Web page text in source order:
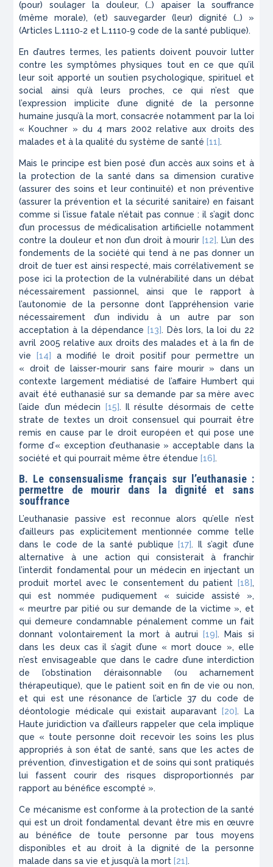
(pour) soulager la douleur, (…) apaiser la souffrance
(même morale), (et) sauvegarder (leur) dignité (…) »
(Articles L.1110‑2 et L.1110‑9 code de la santé publique).
En d’autres termes, les patients doivent pouvoir lutter
contre les symptômes physiques tout en ce que qu’il
leur soit apporté un soutien psychologique, spirituel et
social ainsi qu’à leurs proches, ce qui n’est que
l’expression implicite d’une dignité de la personne
humaine jusqu’à la mort, consacrée notamment par la loi
« Kouchner » du 4 mars 2002 relative aux droits des
malades et à la qualité du système de santé [11].
Mais le principe est bien posé d’un accès aux soins et à
la protection de la santé dans sa dimension curative
(assurer des soins et leur continuité) et non préventive
(assurer la prévention et la sécurité sanitaire) en faisant
comme si l’issue fatale n’était pas connue : il s’agit donc
d’un processus de médicalisation artificielle notamment
contre la douleur et non d’un droit à mourir [12]. L’un des
fondements de la société qui tend à ne pas donner un
droit de tuer est ainsi respecté, mais corrélativement se
pose ici la protection de la vulnérabilité dans un débat
nécessairement passionnel, ainsi que le rapport à
l’autonomie de la personne dont l’appréhension varie
nécessairement d’un individu à un autre par son
acceptation à la dépendance [13]. Dès lors, la loi du 22
avril 2005 relative aux droits des malades et à la fin de
vie
[14]
a modifié le droit positif pour permettre un
« droit de laisser-mourir sans faire mourir » dans un
contexte largement médiatisé de l’affaire Humbert qui
avait été euthanasié sur sa demande par sa mère avec
l’aide d’un médecin
[15]. Il résulte désormais de cette
strate de textes un droit consensuel qui pourrait être
remis en cause par le droit européen et qui pose une
forme d’« exception d’euthanasie » acceptable dans la
société et qui pourrait même être étendue [16].
B. Le consensualisme français sur l’euthanasie :
permettre de mourir dans la dignité et sans
souffrance
L’euthanasie passive est reconnue alors qu’elle n’est
d’ailleurs pas explicitement mentionnée comme telle
dans le code de la santé publique [17]. Il s’agit d’une
alternative à une action qui consisterait à franchir
l’interdit fondamental pour un médecin en injectant un
produit mortel avec le consentement du patient
[18],
qui est nommée pudiquement « suicide assisté »,
« meurtre par pitié ou sur demande de la victime », et
qui demeure condamnable pénalement comme un fait
donnant volontairement la mort à autrui
[19]. Mais si
dans les deux cas il s’agit d’une « mort douce », elle
n’est envisageable que dans le cadre d’une interdiction
de l’obstination déraisonnable (ou acharnement
thérapeutique), que le patient soit en fin de vie ou non,
et qui est une résonance de l’article 37 du code de
déontologie médicale qui existait auparavant [20]. La
Haute juridiction va d’ailleurs rappeler que cela implique
que « toute personne doit recevoir les soins les plus
appropriés à son état de santé, sans que les actes de
prévention, d’investigation et de soins qui sont pratiqués
lui fassent courir des risques disproportionnés par
rapport au bénéfice escompté ».
Ce mécanisme est conforme à la protection de la santé
qui est un droit fondamental devant être mis en œuvre
au bénéfice de toute personne par tous moyens
disponibles et au droit à la dignité de la personne
malade dans sa vie et jusqu’à la mort [21].